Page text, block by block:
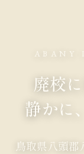
ABANY
廃校
静かに
鳥取県八頭